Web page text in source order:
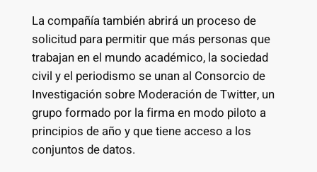
La compañía también abrirá un proceso de
solicitud para permitir que más personas que
trabajan en el mundo académico, la sociedad
civil y el periodismo se unan al Consorcio de
Investigación sobre Moderación de Twitter, un
grupo formado por la firma en modo piloto a
principios de año y que tiene acceso a los
conjuntos de datos.